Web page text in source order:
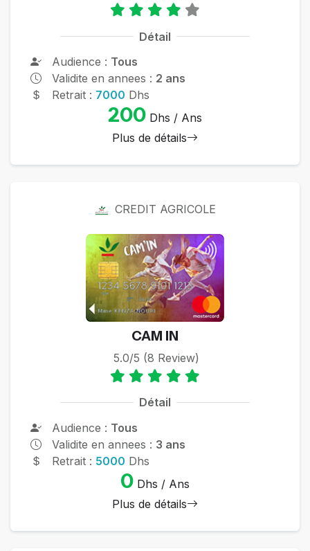
Détail
Audience : Tous
Validite en annees : 2 ans
Retrait : 7000 Dhs
200 Dhs / Ans
Plus de détails
CREDIT AGRICOLE
CAM IN
5.0/5 (8 Review)
Détail
Audience : Tous
Validite en annees : 3 ans
Retrait : 5000 Dhs
0 Dhs / Ans
Plus de détails